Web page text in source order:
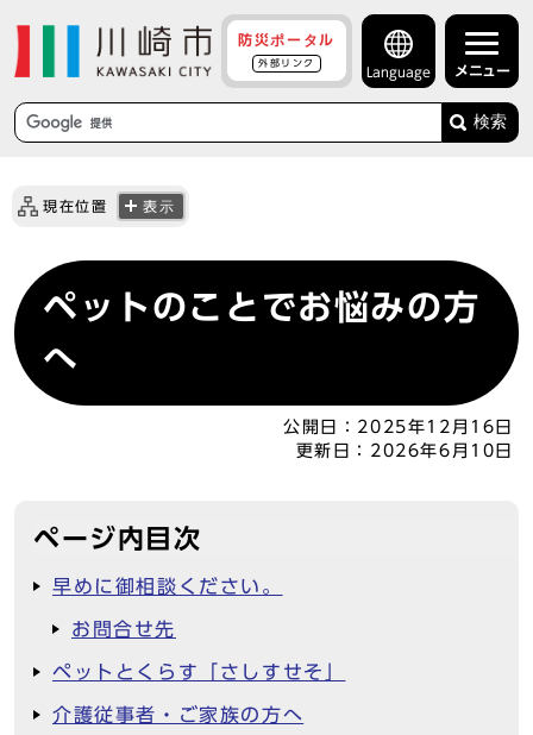
防災ポータル
外部リンク
Language メニュー
検索
現在位置 表示
ペットのことでお悩みの方
へ
公開日： 2025年12月16日
更新日： 2026年6月10日
ページ内目次
早めに御相談ください。
お問合せ先
ペットとくらす「さしすせそ」
介護従事者・ご家族の方へ